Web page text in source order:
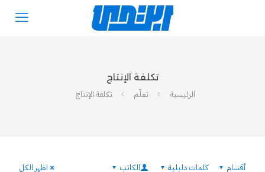
تكلفة الإنتاج
الرئيسية
تعلّم تكلفة الإنتاج
أقسام كلمات دليلية الكاتب اظهر الكل